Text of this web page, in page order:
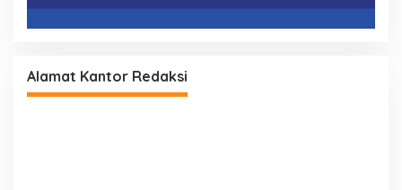
Alamat Kantor Redaksi